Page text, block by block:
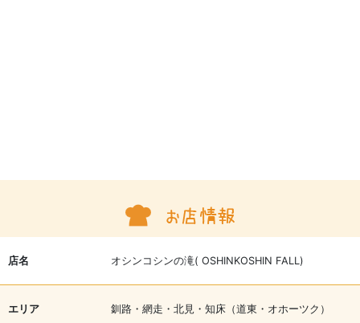
店名 オシンコシンの滝( OSHINKOSHIN FALL)
エリア 釧路・網走・北見・知床（道東・オホーツク）